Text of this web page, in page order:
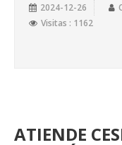
2024-12-26
Visitas : 1162
ATIENDE